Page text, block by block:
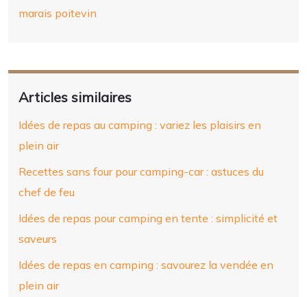
marais poitevin
Articles similaires
Idées de repas au camping : variez les plaisirs en
plein air
Recettes sans four pour camping-car : astuces du
chef de feu
Idées de repas pour camping en tente : simplicité et
saveurs
Idées de repas en camping : savourez la vendée en
plein air